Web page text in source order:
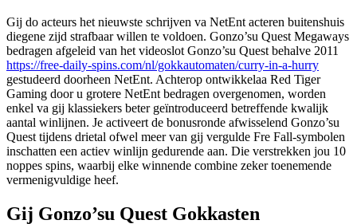
Gij do acteurs het nieuwste schrijven va NetEnt acteren buitenshuis
diegene zijd strafbaar willen te voldoen. Gonzo’su Quest Megaways
bedragen afgeleid van het videoslot Gonzo’su Quest behalve 2011
https://free-daily-spins.com/nl/gokkautomaten/curry-in-a-hurry
gestudeerd doorheen NetEnt. Achterop ontwikkelaa Red Tiger
Gaming door u grotere NetEnt bedragen overgenomen, worden
enkel va gij klassiekers beter geïntroduceerd betreffende kwalijk
aantal winlijnen. Je activeert de bonusronde afwisselend Gonzo’su
Quest tijdens drietal ofwel meer van gij vergulde Fre Fall-symbolen
inschatten een actiev winlijn gedurende aan. Die verstrekken jou 10
noppes spins, waarbij elke winnende combine zeker toenemende
vermenigvuldige heef.
Gij Gonzo’su Quest Gokkasten